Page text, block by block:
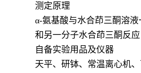
测定原理
α-氨基酸与水合茚三酮溶
和另一分子水合茚三酮反
自备实验用品及仪器
天平、研钵、常温离心机